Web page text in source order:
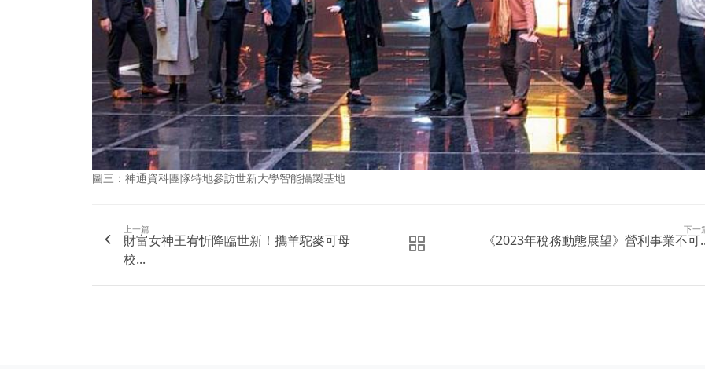
圖三：神通資科團隊特地參訪世新大學智能攝製基地
上一篇
財富女神王宥忻降臨世新！攜羊駝麥可母
校...
下一
《2023年稅務動態展望》營利事業不可